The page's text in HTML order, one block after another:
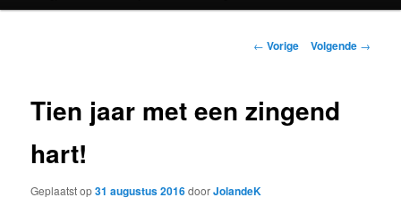
Bericht
← Vorige Volgende →
Tien jaar met een zingend
hart!
Geplaatst op31 augustus 2016doorJolandeK